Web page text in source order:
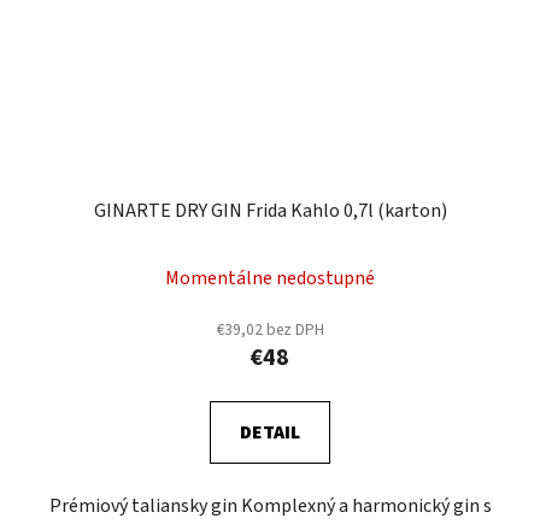
GINARTE DRY GIN Frida Kahlo 0,7l (karton)
Momentálne nedostupné
€39,02 bez DPH
€48
DETAIL
Prémiový taliansky gin Komplexný a harmonický gin s